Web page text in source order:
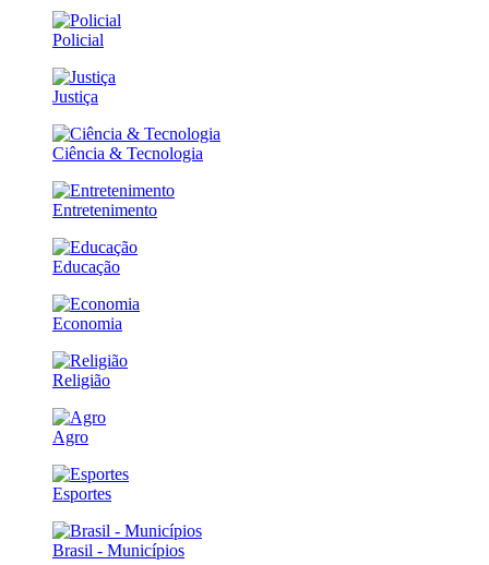
Policial
Justiça
Ciência & Tecnologia
Entretenimento
Educação
Economia
Religião
Agro
Esportes
Brasil - Municípios